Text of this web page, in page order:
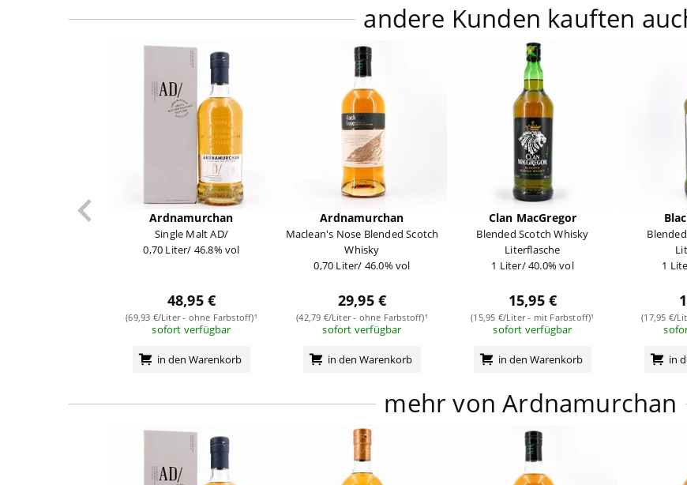
andere Kunden kauften
Ardnamurchan
Single Malt AD/
0,70 Liter/ 46.8% vol
48,95 €
(69,93 €/Liter - ohne Farbstoff)¹
sofort verfügbar
in den Warenkorb
Ardnamurchan
Maclean's Nose Blended Scotch
Whisky
0,70 Liter/ 46.0% vol
29,95 €
(42,79 €/Liter - ohne Farbstoff)¹
sofort verfügbar
in den Warenkorb
Clan MacGregor
Blended Scotch Whisky
Literflasche
1 Liter/ 40.0% vol
15,95 €
(15,95 €/Liter - mit Farbstoff)¹
sofort verfügbar
in den Warenkorb
1
(17,95 €/
in
mehr von Ardnamurchan